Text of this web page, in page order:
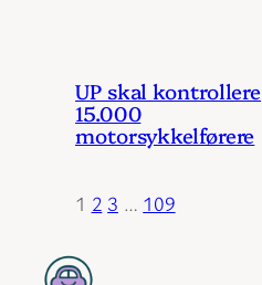
UP skal kontrollere
15.000
motorsykkelførere
1 2 3 … 109